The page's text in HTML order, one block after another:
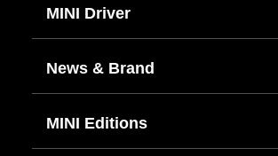
MINI Driver
News & Brand
MINI Editions